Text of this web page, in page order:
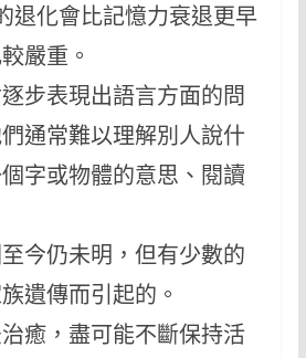
退化會比記憶力衰退更早
嚴重。
步表現出語言方面的問
通常難以理解別人說什
字或物體的意思、閱讀
今仍未明，但有少數的
遺傳而引起的。
癒，盡可能不斷保持活